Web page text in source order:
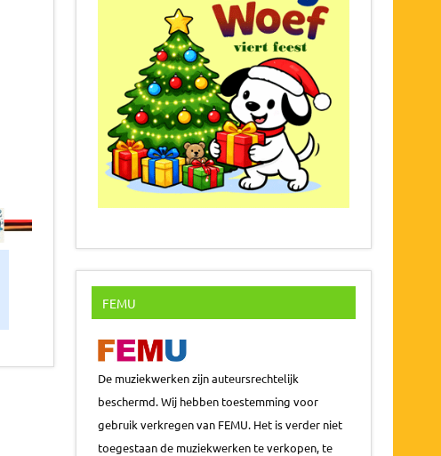
FEMU
De muziekwerken zijn auteursrechtelijk
beschermd. Wij hebben toestemming voor
gebruik verkregen van FEMU. Het is verder niet
toegestaan de muziekwerken te verkopen, te